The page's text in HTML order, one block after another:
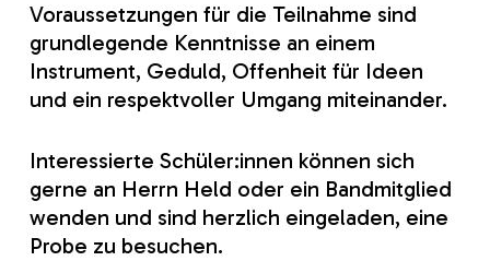
Voraussetzungen für die Teilnahme sind
grundlegende Kenntnisse an einem
Instrument, Geduld, Offenheit für Ideen
und ein respektvoller Umgang miteinander.
Interessierte Schüler:innen können sich
gerne an Herrn Held oder ein Bandmitglied
wenden und sind herzlich eingeladen, eine
Probe zu besuchen.